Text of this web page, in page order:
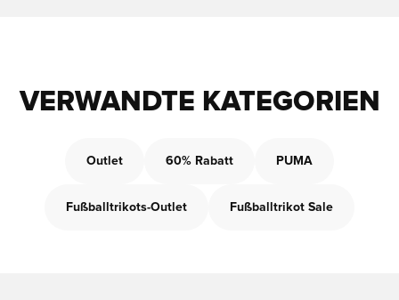
VERWANDTE KATEGORIEN
Outlet 60% Rabatt PUMA
Fußballtrikots-Outlet Fußballtrikot Sale